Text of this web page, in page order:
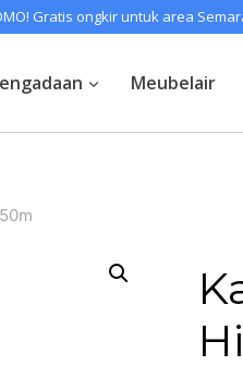
Gratis ongkir untuk area
Meubelair